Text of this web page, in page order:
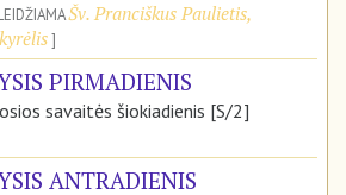
Šv. Pranciškus Paulietis,
PIRMADIENIS
savaitės šiokiadienis [S/2]
ANTRADIENIS